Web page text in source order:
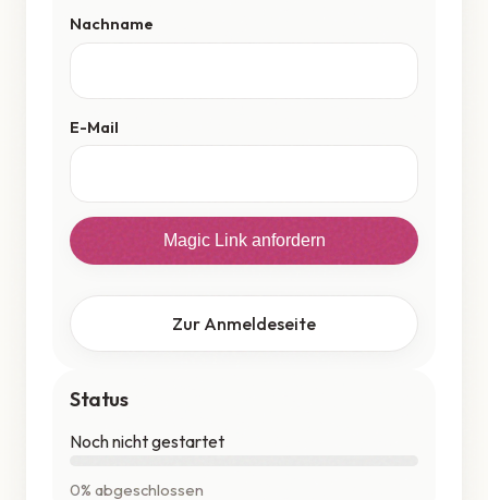
Nachname
E-Mail
Magic Link anfordern
Zur Anmeldeseite
Status
Noch nicht gestartet
0% abgeschlossen